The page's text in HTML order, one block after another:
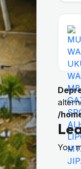
/
You